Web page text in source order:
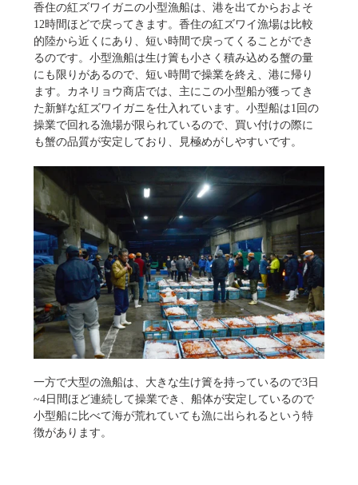
香住の紅ズワイガニの小型漁船は、港を出てからおよそ
12時間ほどで戻ってきます。香住の紅ズワイ漁場は比較
的陸から近くにあり、短い時間で戻ってくることができ
るのです。小型漁船は生け簀も小さく積み込める蟹の量
にも限りがあるので、短い時間で操業を終え、港に帰り
ます。カネリョウ商店では、主にこの小型船が獲ってき
た新鮮な紅ズワイガニを仕入れています。小型船は1回の
操業で回れる漁場が限られているので、買い付けの際に
も蟹の品質が安定しており、見極めがしやすいです。
一方で大型の漁船は、大きな生け簀を持っているので3日
~4日間ほど連続して操業でき、船体が安定しているので
小型船に比べて海が荒れていても漁に出られるという特
徴があります。